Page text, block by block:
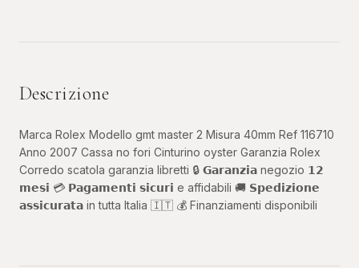
Descrizione
Marca Rolex Modello gmt master 2 Misura 40mm Ref 116710
Anno 2007 Cassa no fori Cinturino oyster Garanzia Rolex
Corredo scatola garanzia libretti 🔒 𝗚𝗮𝗿𝗮𝗻𝘇𝗶𝗮 negozio 𝟭𝟮
𝗺𝗲𝘀𝗶 💳 𝗣𝗮𝗴𝗮𝗺𝗲𝗻𝘁𝗶 𝘀𝗶𝗰𝘂𝗿𝗶 e affidabili 🚚 𝗦𝗽𝗲𝗱𝗶𝘇𝗶𝗼𝗻𝗲
𝗮𝘀𝘀𝗶𝗰𝘂𝗿𝗮𝘁𝗮 in tutta Italia 🇮🇹 💰 Finanziamenti disponibili